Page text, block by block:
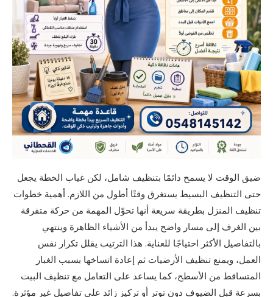
ضيق الوقت لا يسمح دائمًا بتنظيف شامل، لكن غياب الخطة يجعل
حتى التنظيف البسيط يستغرق وقتًا أطول من اللازم. أهمية خطوات
تنظيف المنزل بطريقة سريعة أنها تحوّل المهمة من حركة متفرقة
بين الغرف إلى مسار واضح يبدأ من الأشياء الظاهرة وينتهي
بالتفاصيل الأكثر احتياجًا للعناية. هذا الترتيب يقلل تكرار نفس
العمل، ويمنع تنظيف الأرضيات ثم إعادة اتساخها بسبب الغبار
المتساقط من الأسطح، كما يساعد على التعامل مع تنظيف البيت
بسرعة قبل الضيوف دون توتر أو تركيز زائد على تفاصيل غير مؤثرة.